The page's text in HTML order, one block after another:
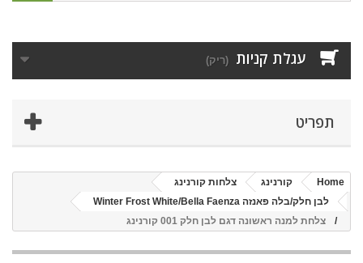
עגלת קניות (ריק)
תפריט
Home קורנינג
צלחות קורנינג
לבן חלק/בלה פאנזה Winter Frost White/Bella Faenza
צלחת למנה ראשונה דגם לבן חלק 001 קורנינג